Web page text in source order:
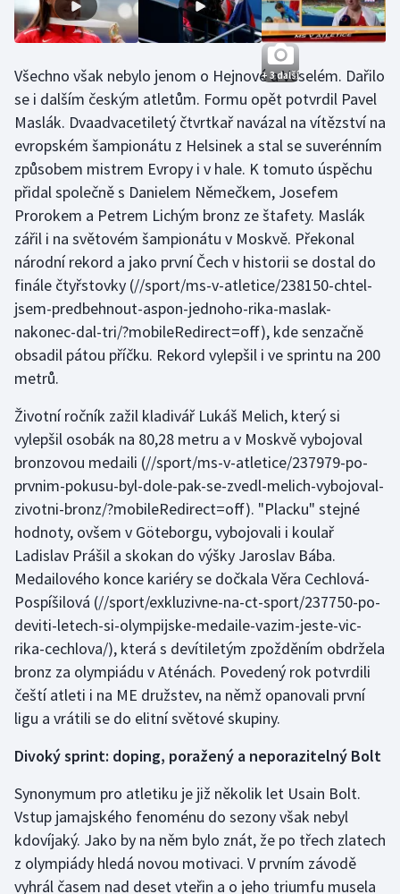
+ 3 další
Všechno však nebylo jenom o Hejnové a Veselém. Dařilo
se i dalším českým atletům. Formu opět potvrdil Pavel
Maslák. Dvaadvacetiletý čtvrtkař navázal na vítězství na
evropském šampionátu z Helsinek a stal se suverénním
způsobem mistrem Evropy i v hale. K tomuto úspěchu
přidal společně s Danielem Němečkem, Josefem
Prorokem a Petrem Lichým bronz ze štafety. Maslák
zářil i na světovém šampionátu v Moskvě. Překonal
národní rekord a jako první Čech v historii se dostal do
finále čtyřstovky (//sport/ms-v-atletice/238150-chtel-
jsem-predbehnout-aspon-jednoho-rika-maslak-
nakonec-dal-tri/?mobileRedirect=off), kde senzačně
obsadil pátou příčku. Rekord vylepšil i ve sprintu na 200
metrů.
Životní ročník zažil kladivář Lukáš Melich, který si
vylepšil osobák na 80,28 metru a v Moskvěvybojoval
bronzovou medaili (//sport/ms-v-atletice/237979-po-
prvnim-pokusu-byl-dole-pak-se-zvedl-melich-vybojoval-
zivotni-bronz/?mobileRedirect=off). "Placku" stejné
hodnoty, ovšem v Göteborgu, vybojovali i koulař
Ladislav Prášil a skokan do výšky Jaroslav Bába.
Medailového konce kariéry se dočkala Věra Cechlová-
Pospíšilová (//sport/exkluzivne-na-ct-sport/237750-po-
deviti-letech-si-olympijske-medaile-vazim-jeste-vic-
rika-cechlova/), která s devítiletým zpožděním obdržela
bronz za olympiádu v Aténách. Povedený rok potvrdili
čeští atleti i na ME družstev, na němž opanovali první
ligu a vrátili se do elitní světové skupiny.
Divoký sprint: doping, poražený a neporazitelný Bolt
Synonymum pro atletiku je již několik let Usain Bolt.
Vstup jamajského fenoménu do sezony však nebyl
kdovíjaký. Jako by na něm bylo znát, že po třech zlatech
z olympiády hledá novou motivaci. V prvním závodě
vyhrál časem nad deset vteřin a o jeho triumfu musela